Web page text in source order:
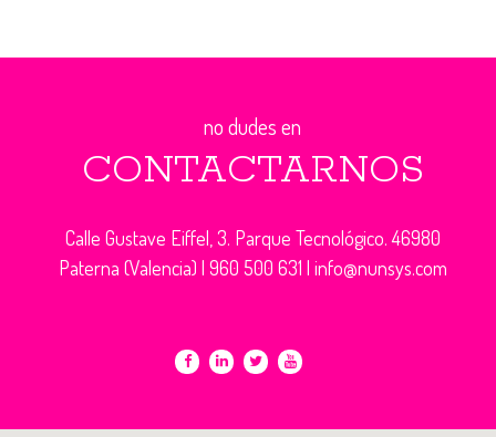
no dudes en
CONTACTARNOS
Calle Gustave Eiffel, 3. Parque Tecnológico. 46980
Paterna (Valencia) | 960 500 631 | info@nunsys.com